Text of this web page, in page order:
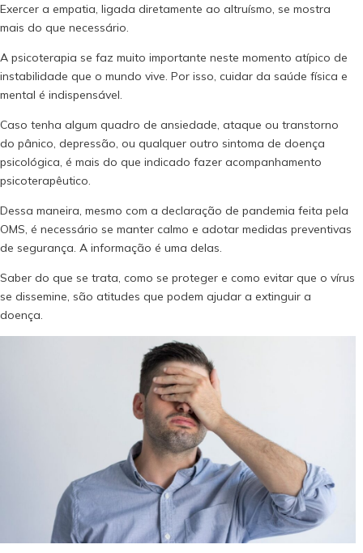
Exercer a empatia, ligada diretamente ao altruísmo, se mostra
mais do que necessário.
A psicoterapia se faz muito importante neste momento atípico de
instabilidade que o mundo vive. Por isso, cuidar da saúde física e
mental é indispensável.
Caso tenha algum quadro de ansiedade, ataque ou transtorno
do pânico, depressão, ou qualquer outro sintoma de doença
psicológica, é mais do que indicado fazer acompanhamento
psicoterapêutico.
Dessa maneira, mesmo com a declaração de pandemia feita pela
OMS, é necessário se manter calmo e adotar medidas preventivas
de segurança. A informação é uma delas.
Saber do que se trata, como se proteger e como evitar que o vírus
se dissemine, são atitudes que podem ajudar a extinguir a
doença.